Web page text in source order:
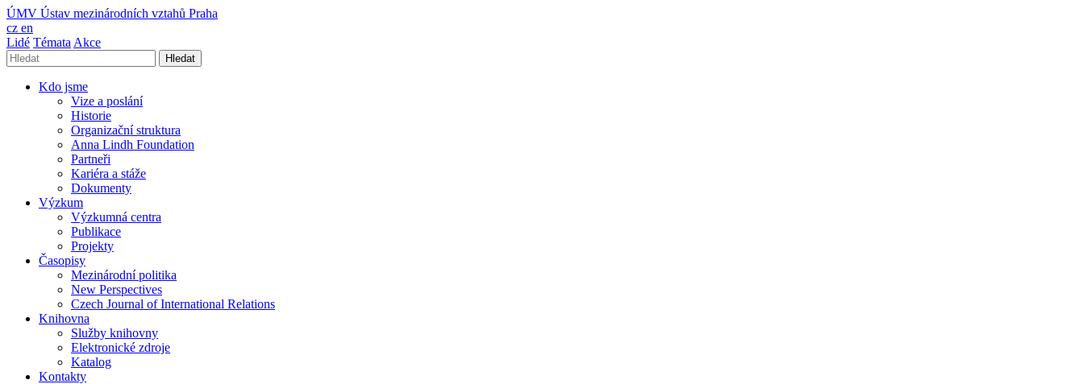
ÚMV Ústav mezinárodních vztahů Praha
cz en
Lidé Témata Akce
Hledat
Kdo jsme
Vize a poslání
Historie
Organizační struktura
Anna Lindh Foundation
Partneři
Kariéra a stáže
Dokumenty
Výzkum
Výzkumná centra
Publikace
Projekty
Časopisy
Mezinárodní politika
New Perspectives
Czech Journal of International Relations
Knihovna
Služby knihovny
Elektronické zdroje
Katalog
Kontakty